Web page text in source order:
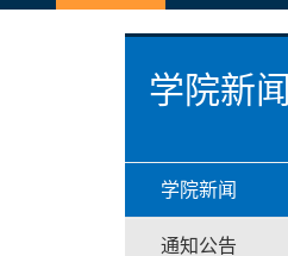
学院新闻
学院新闻
通知公告